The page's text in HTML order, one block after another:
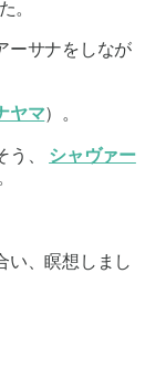
。
ーサナをしなが
ヤマ）。
う、 シャヴァー
い、瞑想しまし